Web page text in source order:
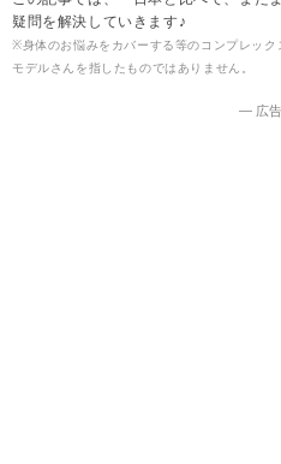
疑問を解決していきます♪
※身体のお悩みをカバーする等のコンプレッ
モデルさんを指したものではありません。
― 広